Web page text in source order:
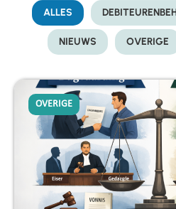
ALLES
NIEUWS OVERIGE
OVERIGE